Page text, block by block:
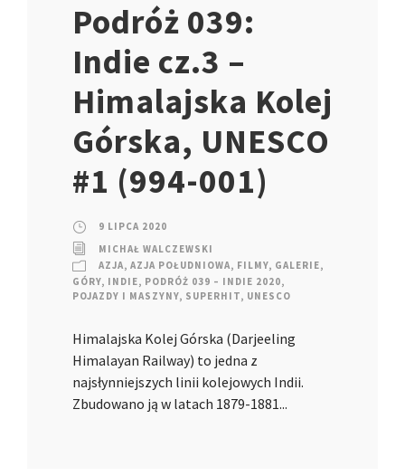
Podróż 039:
Indie cz.3 –
Himalajska Kolej
Górska, UNESCO
#1 (994-001)
9 LIPCA 2020
MICHAŁ WALCZEWSKI
AZJA, AZJA POŁUDNIOWA, FILMY, GALERIE,
GÓRY, INDIE, PODRÓŻ 039 – INDIE 2020,
POJAZDY I MASZYNY, SUPERHIT, UNESCO
Himalajska Kolej Górska (Darjeeling
Himalayan Railway) to jedna z
najsłynniejszych linii kolejowych Indii.
Zbudowano ją w latach 1879-1881...